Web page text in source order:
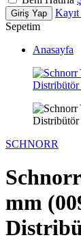
Giriş Yap
Sepetim
Anasayfa
SCHNORR
mm